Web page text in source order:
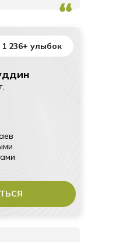
1 236+ улыбок